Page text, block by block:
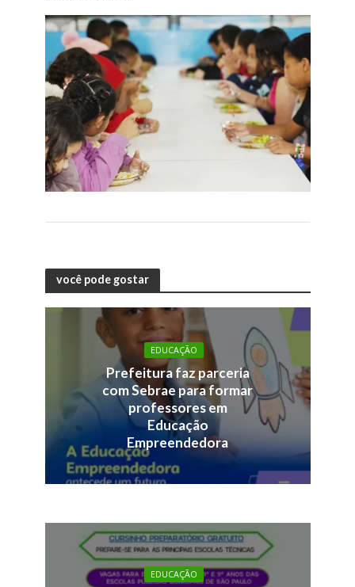
você pode gostar
EDUCAÇÃO
Prefeitura faz parceria
com Sebrae para formar
professores em
Educação
Empreendedora
EDUCAÇÃO